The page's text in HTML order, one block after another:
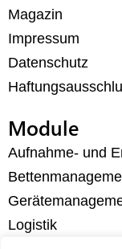
Magazin
Impressum
Datenschutz
Module
Aufnahme- und
Logistik